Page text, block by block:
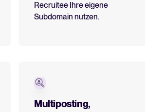
All-in-one-HRIS zur Optimierung
von Prozessen und Förderung
Recruitee Ihre eigene
Subdomain nutzen.
Multiposting,